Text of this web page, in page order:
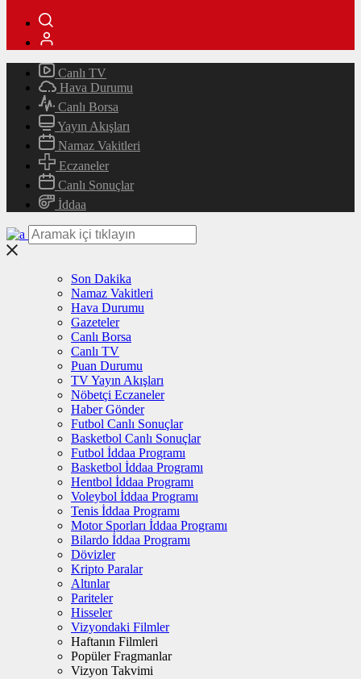
Canlı TV
Hava Durumu
Canlı Borsa
Yayın Akışları
Namaz Vakitleri
Eczaneler
Canlı Sonuçlar
İddaa
Son Dakika
Namaz Vakitleri
Hava Durumu
Gazeteler
Canlı Borsa
Canlı TV
Puan Durumu
TV Yayın Akışları
Nöbetçi Eczaneler
Haber Gönder
Futbol Canlı Sonuçlar
Basketbol Canlı Sonuçlar
Futbol İddaa Programı
Basketbol İddaa Programı
Hentbol İddaa Programı
Voleybol İddaa Programı
Tenis İddaa Programı
Motor Sporları İddaa Programı
Bilardo İddaa Programı
Dövizler
Kripto Paralar
Altınlar
Pariteler
Hisseler
Vizyondaki Filmler
Haftanın Filmleri
Popüler Fragmanlar
Vizyon Takvimi